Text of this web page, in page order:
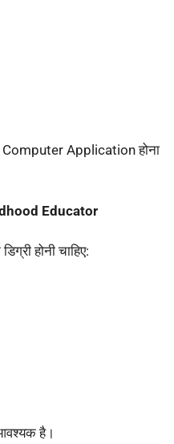
Computer Application होना
Educator
होनी चाहिए:
आवश्यक है।